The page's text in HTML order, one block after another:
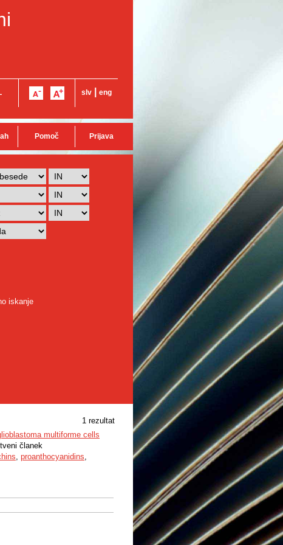
slv eng
Pomoč Prijava
iskanje
1 rezultat
multiforme cells
članek
, proanthocyanidins,